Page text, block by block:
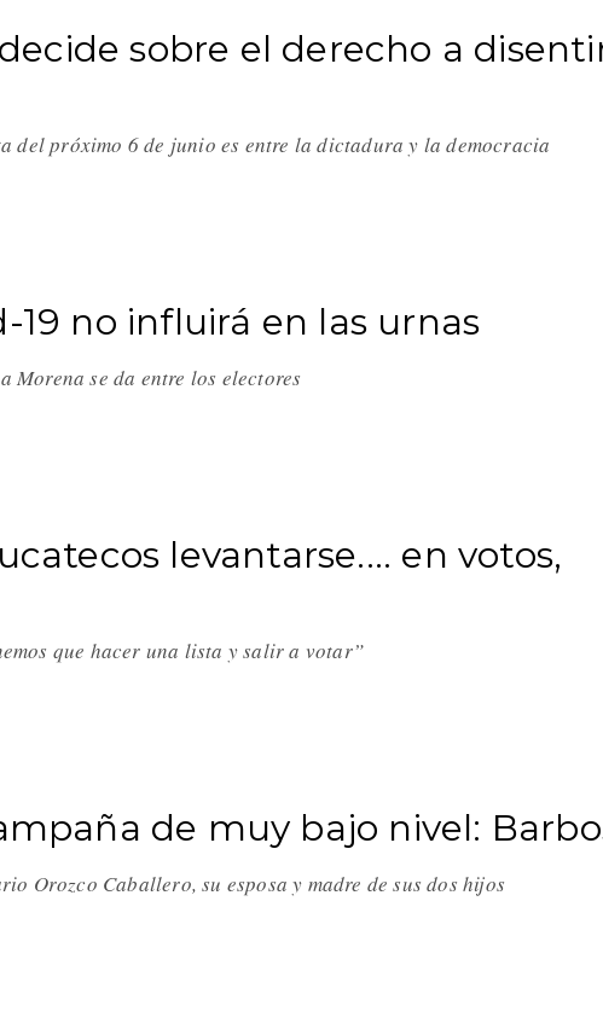
sobre el derecho a
del próximo 6 de junio es entre la dictadura y la democracia
19 no influirá en las urnas
Morena se da entre los electores
levantarse.... en votos,
que hacer una lista y salir a votar”
de muy bajo nivel:
Orozco Caballero, su esposa y madre de sus dos hijos